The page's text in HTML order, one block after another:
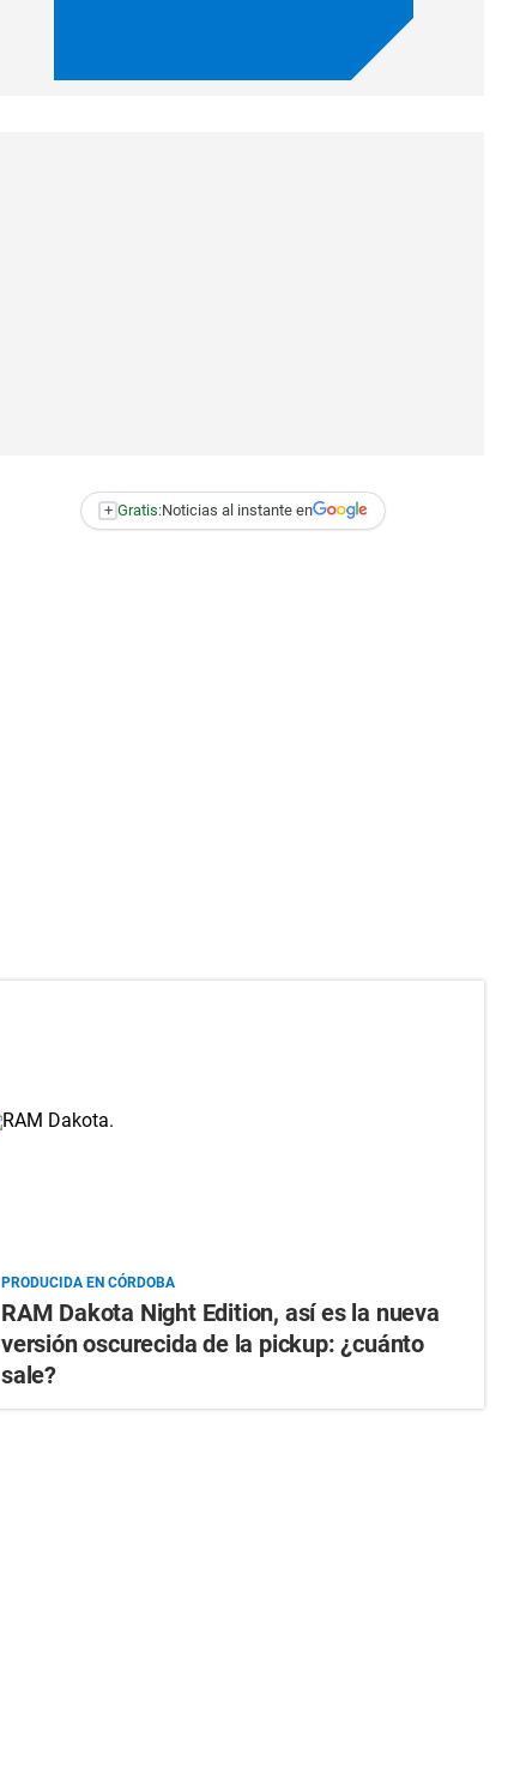
+ Gratis:Noticias al instante en
PRODUCIDA EN CÓRDOBA
RAM Dakota Night Edition, así es la nueva
versión oscurecida de la pickup: ¿cuánto
sale?